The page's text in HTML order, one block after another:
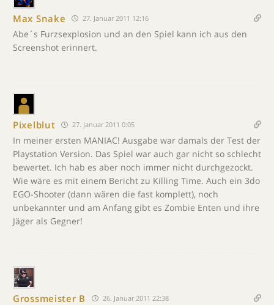
Max Snake 27. Januar 2011 12:16
Abe´s Furzsexplosion und an den Spiel kann ich aus den
Screenshot erinnert.
Pixelblut 27. Januar 2011 0:05
In meiner ersten MANIAC! Ausgabe war damals der Test der
Playstation Version. Das Spiel war auch gar nicht so schlecht
bewertet. Ich hab es aber noch immer nicht durchgezockt.
Wie wäre es mit einem Bericht zu Killing Time. Auch ein 3do
EGO-Shooter (dann wären die fast komplett), noch
unbekannter und am Anfang gibt es Zombie Enten und ihre
Jäger als Gegner!
Grossmeister B 26. Januar 2011 22:38